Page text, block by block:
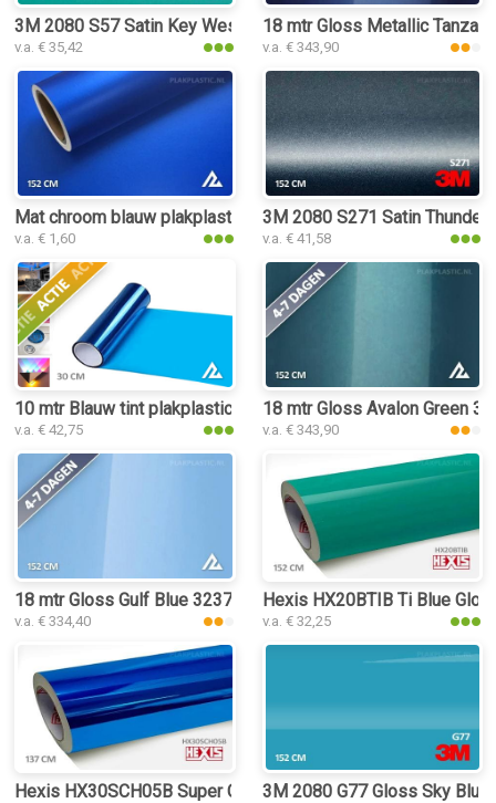
3M 2080 S57 Satin Key West plakplastic
v.a. € 35,42
18 mtr Gloss Metallic
v.a. € 343,90
Mat chroom blauw plakplastic
v.a. € 1,60
3M 2080 S271 Satin
v.a. € 41,58
10 mtr Blauw tint plakplastic
v.a. € 42,75
18 mtr Gloss Avalon Green
v.a. € 343,90
18 mtr Gloss Gulf Blue 3237 plakplastic
v.a. € 334,40
Hexis HX20BTIB Ti Blue
v.a. € 32,25
Hexis HX30SCH05B Super Chrome Blue Gloss plakplastic
3M 2080 G77 Gloss Sky